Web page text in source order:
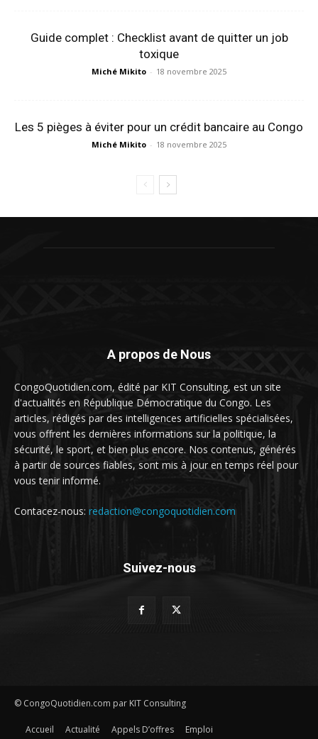
Guide complet : Checklist avant de quitter un job
toxique
Miché Mikito - 18 novembre 2025
Les 5 pièges à éviter pour un crédit bancaire au Congo
Miché Mikito - 18 novembre 2025
A propos de Nous
CongoQuotidien.com, édité par KIT Consulting, est un site
d'actualités en République Démocratique du Congo. Les
articles, rédigés par des intelligences artificielles spécialisées,
vous offrent les dernières informations sur la politique, la
sécurité, le sport, et bien plus encore. Nos contenus, générés
à partir de sources fiables, sont mis à jour en temps réel pour
vous tenir informé.
Contacez-nous: redaction@congoquotidien.com
Suivez-nous
© CongoQuotidien.com par KIT Consulting
Accueil Actualité Appels D’offres
Emploi